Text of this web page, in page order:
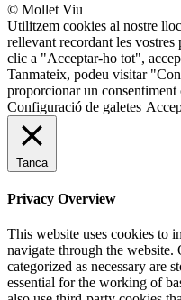
© Mollet Viu
Utilitzem cookies al nostre
rellevant recordant les
clic a "Acceptar-ho tot",
Tanmateix, podeu visitar
proporcionar un consentiment
Configuració de galetes
Tanca
Privacy Overview
This website uses cookies to
navigate through the website.
categorized as necessary are
essential for the working of